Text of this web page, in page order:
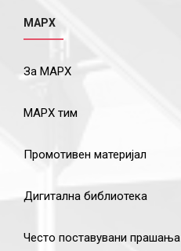
МАРХ
За МАРХ
МАРХ тим
Промотивен материјал
Дигитална библиотека
Често поставувани прашања